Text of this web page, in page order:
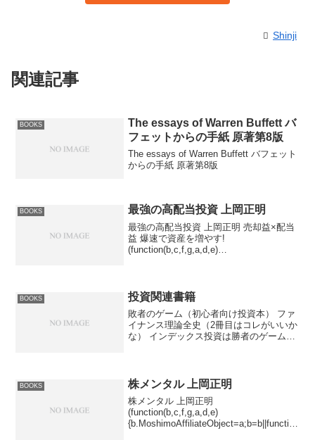
Shinji
関連記事
BOOKS
The essays of Warren Buffett バ
フェットからの手紙 原著第8版
The essays of Warren Buffett バフェット
からの手紙 原著第8版
BOOKS 最強の高配当投資 上岡正明
最強の高配当投資 上岡正明 売却益×配当
益 爆速で資産を増やす!
(function(b,c,f,g,a,d,e)
BOOKS 投資関連書籍
敗者のゲーム（初心者向け投資本） ファ
イナンス理論全史（2冊目はコレがいいか
な） インデックス投資は勝者のゲーム
BOOKS 株メンタル 上岡正明
株メンタル 上岡正明
(function(b,c,f,g,a,d,e)
{b.MoshimoAffiliateObject=a;b=b||function